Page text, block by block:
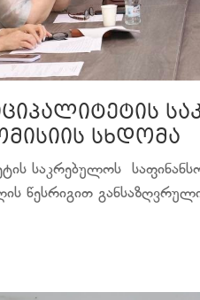
სხდომა
საკრებულოს
წესრიგით